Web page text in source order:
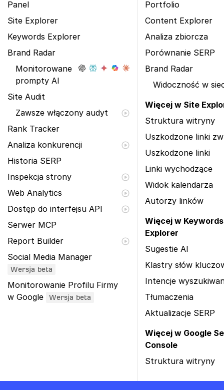
Panel
Site Explorer
Keywords Explorer
Brand Radar
Monitorowane
prompty AI
Site Audit
Zawsze włączony audyt
Rank Tracker
Analiza konkurencji
Historia SERP
Inspekcja strony
Web Analytics
Dostęp do interfejsu API
Serwer MCP
Report Builder
Social Media Manager
Wersja beta
Monitorowanie Profilu Firmy
w Google
Wersja beta
Portfolio
Content Explorer
Analiza zbiorcza
Porównanie SERP
Brand Radar
Widoczność w
Więcej w Site
Struktura witryny
Uszkodzone linki
Uszkodzone linki
Linki wychodzące
Widok kalendarza
Autorzy linków
Więcej w Keywords
Explorer
Sugestie AI
Klastry słów
Intencje
Tłumaczenia
Aktualizacje SERP
Więcej w Google
Console
Struktura witryny